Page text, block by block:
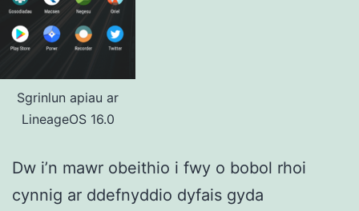
Sgrinlun apiau ar
LineageOS 16.0
Dw i’n mawr obeithio i fwy o bobol rhoi
cynnig ar ddefnyddio dyfais gyda